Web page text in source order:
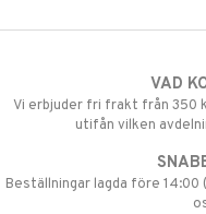
VAD
Vi erbjuder fri frakt från 350
utifån vilken
Beställningar lagda före